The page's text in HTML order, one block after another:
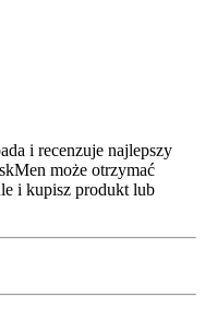
i recenzuje najlepszy
może otrzymać
i kupisz produkt lub